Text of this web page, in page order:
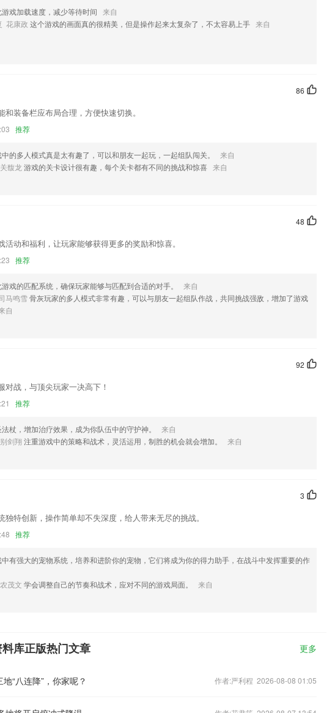
更新移动客户端数据，出差、在家，任何时候，不错过任何一封邮件。新建、回复邮件，
，包含注音、注释等解决宝宝不识字的问题。
数字化学习平台，包括在线学习、考试和培训管理三大核心模块
有加强训练的模式，这样就能更好的去提高孩子的计算能力
源与章节练习，随机抽取，综合巩固所学知识，再次加强记忆。
、建筑师题库模拟、考试论坛交流等功能，是为建筑师考试学子打造的在线教育云平台
阅读体验；
示有效排班；
育APP的介绍，如果您喜欢这款软件，您可以到应用商店进行打分评论，说出您的使用经
对产品进行优化修改。
的对产品进行优化修改。
游戏加载速度，减少等待时间 来自
花康政 这个游戏的画面真的很精美，但是操作起来太复杂了，不太容易上手 来自
86
和装备栏应布局合理，方便快速切换。
推荐
中的多人模式真是太有趣了，可以和朋友一起玩，一起组队闯关。
来自
馥龙 游戏的关卡设计很有趣，每个关卡都有不同的挑战和惊喜 来自
48
活动和福利，让玩家能够获得更多的奖励和惊喜。
推荐
游戏的匹配系统，确保玩家能够与匹配到合适的对手。
来自
马鸣雪骨灰玩家的多人模式非常有趣，可以与朋友一起组队作战，共同挑战强敌，增加了游戏
自
92
对战，与顶尖玩家一决高下！
推荐
法杖，增加治疗效果，成为你队伍中的守护神。
来自
剑翔 注重游戏中的策略和战术，灵活运用，制胜的机会就会增加。
来自
3
独特创新，操作简单却不失深度，给人带来无尽的挑战。
推荐
中有强大的宠物系统，培养和进阶你的宠物，它们将成为你的得力助手，在战斗中发挥重要的作
茂文 学会调整自己的节奏和战术，应对不同的游戏局面。
来自
库正版热门文章 更多
“八连降”，你家呢？ 作者:严利程 2026-08-08 01:05